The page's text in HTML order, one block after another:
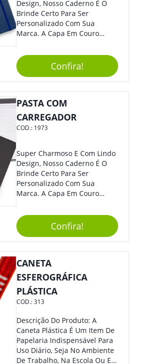
Design, Nosso Caderno É O
Brinde Certo Para Ser
Personalizado Com Sua
Marca. A Capa Em Couro
Elástico Permite Maior
Segurança Ao Carregá-Lo.
Ofereça A Seus Clientes E
Colaboradores, Sem Dúvidas
Eles Irão Adorar.
Confira!
PASTA COM
CARREGADOR
COD.: 1973
Super Charmoso E Com Lindo
Design, Nosso Caderno É O
Brinde Certo Para Ser
Personalizado Com Sua
Marca. A Capa Em Couro
Elástico Permite Maior
Segurança Ao Carregá-Lo.
Ofereça A Seus Clientes E
Colaboradores, Sem Dúvidas
Eles Irão Adorar.
Confira!
CANETA
ESFEROGRÁFICA
PLÁSTICA
COD.:313
Descrição Do Produto: A
Caneta Plástica É Um Item De
Papelaria Indispensável Para
Uso Diário, Seja No Ambiente
De Trabalho, Na Escola Ou Em